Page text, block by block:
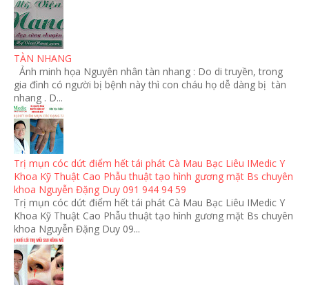
TÀN NHANG
Ảnh minh họa Nguyên nhân tàn nhang : Do di truyền, trong
gia đình có người bị bệnh này thì con cháu họ dễ dàng bị tàn
nhang . D...
Trị mụn cóc dứt điểm hết tái phát Cà Mau Bạc Liêu IMedic Y
Khoa Kỹ Thuật Cao Phẫu thuật tạo hình gương mặt Bs chuyên
khoa Nguyễn Đặng Duy 091 944 94 59
Trị mụn cóc dứt điểm hết tái phát Cà Mau Bạc Liêu IMedic Y
Khoa Kỹ Thuật Cao Phẫu thuật tạo hình gương mặt Bs chuyên
khoa Nguyễn Đặng Duy 09...